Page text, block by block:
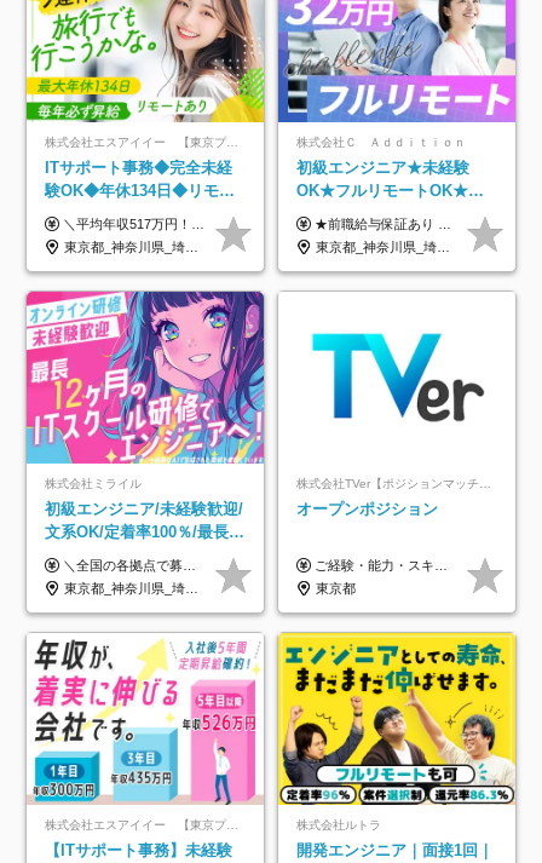
株式会社エスアイイー 【東京プロマーケット上場】
ITサポート事務◆完全未経
験OK◆年休134日◆リモー
トOK◆残業月7h以下◆賞与
年3回◆5年目まで必ず昇給
＼平均年収517万円！入社5年目まで毎年必ず昇給／ ■賞与年3回 ■年収800万円以上も可 ■入社3年以上の平均年収469.2万円 月給23万2000円以上＋賞与年3回＋各種手当 ☆入社5年目まで最大1万5000円の定期昇給を確約 ┃各種手当充実 ・規定の資格を取得すれば、2000円～5万円を毎月支給（2万4000円～60万円／年） ・研修中に取得した取得率95％の資格でも研修後の給料UP ※月給は年齢・経験・能力を考慮して、優遇いたします ※上記月給金額は固定残業代（20時間/3万1300円円以上）を含み、超過分は別途支給いたします ※試用期間（6ヶ月）は月給に変動はありますが、その他待遇に差異はありません ├入社後1ヶ月～3ヶ月間は、月給20万1900円となります └上記金額は固定残業代（10時間／1万6000円）を含み、超過分は別途支給いたします
東京都_神奈川県_埼玉県_千葉県_大阪府_愛知県_北海道_青森県_岩手県_宮城県_秋田県_山形県_福島県_茨城県_栃木県_群馬県_新潟県_山梨県_長野県_富山県_石川県_福井県_静岡県_岐阜県_三重県_兵庫県_京都府_滋賀県_奈良県_和歌山県_広島県_岡山県_鳥取県_島根県_山口県_徳島県_香川県_愛媛県_高知県_福岡県_熊本県_佐賀県_長崎県_大分県_宮崎県_鹿児島県_沖縄県
株式会社Ｃ Ａｄｄｉｔｉｏｎ
初級エンジニア★未経験
OK★フルリモートOK★月
給32万円～★残業月10h＆
年休120日以上★副業可
★前職給与保証あり ★月給32万円以上＋インセンティブあり 月給32万円以上＋インセンティブ＋各種手当 ※上記には固定残業代（月30時間・44,400円～）を含みます ※超過分は別途支給します ※試用期間はございません ★＼成果＝あなたの収入／★ 【1】案件単価ー8万円＝あなたの給与 参画したプロジェクトの案件単価から 一律8万円引いた金額があなたの給与です！ （月給例） ■1人称での構築・小規模な詳細設計 案件単価55万円ー8万円＝月給47万円（還元率85.5%） ■大型案件の設計・構築やプロジェクト管理 案件単価90万円ー8万円＝月給82万円（還元率91.1%） ‥‥‥‥‥‥‥‥‥‥‥‥‥‥‥‥‥‥ 【2】月給の他にも豊富なインセンティブあり 全員が月3～13万円のインセンティブをゲットしています！ ≪インセンティブ制度≫ 稼働している現場で増員・交代が発生し、 当社の人員を配属が決定した際に支給。 ◇C Addition正社員が参画 ：実粗利の10%／毎月 ◇協力会社所属の社員が参画：実粗利の30%／毎月 ≪リファラル制度≫ あなたの知り合いが当社のメンバーになった際に、 毎月1人あたり2万円支給します◎ ‥‥‥‥‥‥‥‥‥‥‥‥‥‥‥‥‥‥
東京都_神奈川県_埼玉県_千葉県_大阪府_愛知県_北海道_青森県_岩手県_宮城県_秋田県_山形県_福島県_茨城県_栃木県_群馬県_新潟県_山梨県_長野県_富山県_石川県_福井県_静岡県_岐阜県_三重県_兵庫県_京都府_滋賀県_奈良県_和歌山県_広島県_岡山県_鳥取県_島根県_山口県_徳島県_香川県_愛媛県_高知県_福岡県_熊本県_佐賀県_長崎県_大分県_宮崎県_鹿児島県_沖縄県
株式会社ミライル
初級エンジニア/未経験歓迎/
文系OK/定着率100％/最長1
年の自社ITスクール研修あ
り/年休130日
＼全国の各拠点で募集中！／ 給与は以下の通り、勤務地により異なります。 札幌：月給23万円～27万円 仙台：月給22万円～26万円 新潟：月給22万円～26万円 東京：月給26万円～30万円 大阪：月給24万円～29万円 福岡：月給23.5万円～27万円 沖縄：月給21万円～26万円 ◎給与は知識や経験を考慮して決定します。 ◎残業は別途全額支給します。 ◎試用期間12カ月あり（給与は以下の通りです。その他条件に変更はありません） （試用期間の給与） 札幌：月給18.6万円～ 仙台：月給19万円～ 新潟：月給18万円～ 東京：月給22万円～ 大阪：月給20.8万円～ 福岡：月給19万円～ 沖縄：月給18万円～
東京都_神奈川県_埼玉県_千葉県_大阪府_愛知県_北海道_青森県_岩手県_宮城県_秋田県_山形県_福島県_茨城県_栃木県_群馬県_新潟県_山梨県_長野県_富山県_石川県_福井県_静岡県_岐阜県_三重県_兵庫県_京都府_滋賀県_奈良県_和歌山県_広島県_岡山県_鳥取県_島根県_山口県_徳島県_香川県_愛媛県_高知県_福岡県_熊本県_佐賀県_長崎県_大分県_宮崎県_鹿児島県_沖縄県
株式会社TVer【ポジションマッチ登録】
オープンポジション
ご経験・能力・スキル等により、当社基準にて優遇・相談のうえ決定いたします。
東京都
株式会社エスアイイー 【東京プロマーケット上場】
【ITサポート事務】未経験
株式会社ルトラ
開発エンジニア｜面接1回｜